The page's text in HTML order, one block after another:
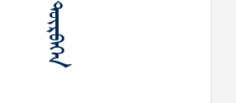
ᠳᠥᠷᠪᠡᠬᠡᠨ